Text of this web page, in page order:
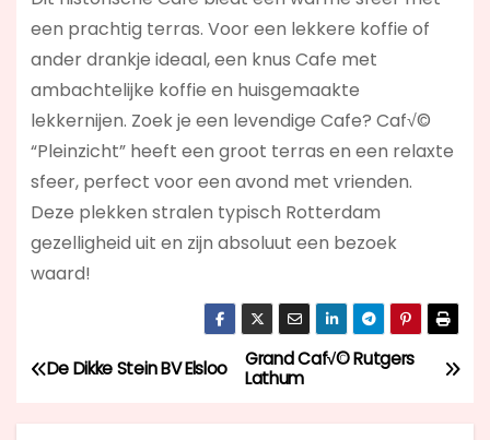
een prachtig terras. Voor een lekkere koffie of
ander drankje ideaal, een knus Cafe met
ambachtelijke koffie en huisgemaakte
lekkernijen. Zoek je een levendige Cafe? Caf√©
“Pleinzicht” heeft een groot terras en een relaxte
sfeer, perfect voor een avond met vrienden.
Deze plekken stralen typisch Rotterdam
gezelligheid uit en zijn absoluut een bezoek
waard!
B
e
Grand Caf√© Rutgers
Lathum
De Dikke Stein BV Elsloo